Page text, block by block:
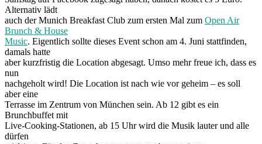
Alternativ lädt
auch der Munich Breakfast Club zum ersten Mal zum Open Air
Brunch & House
Music. Eigentlich sollte dieses Event schon am 4. Juni stattfinden,
damals hatte
aber kurzfristig die Location abgesagt. Umso mehr freue ich, dass es
nun
nachgeholt wird! Die Location ist nach wie vor geheim – es soll
aber eine
Terrasse im Zentrum von München sein. Ab 12 gibt es ein
Brunchbuffet mit
Live-Cooking-Stationen, ab 15 Uhr wird die Musik lauter und alle
dürfen